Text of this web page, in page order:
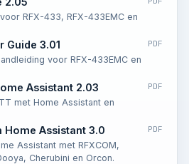
RFX-433, RFX-433EMC en
Guide 3.01
voor RFX-433EMC en
PDF
Assistant 2.03
met Home Assistant en
PDF
Home Assistant 3.0
Assistant met RFXCOM,
Cherubini en Orcon.
PDF